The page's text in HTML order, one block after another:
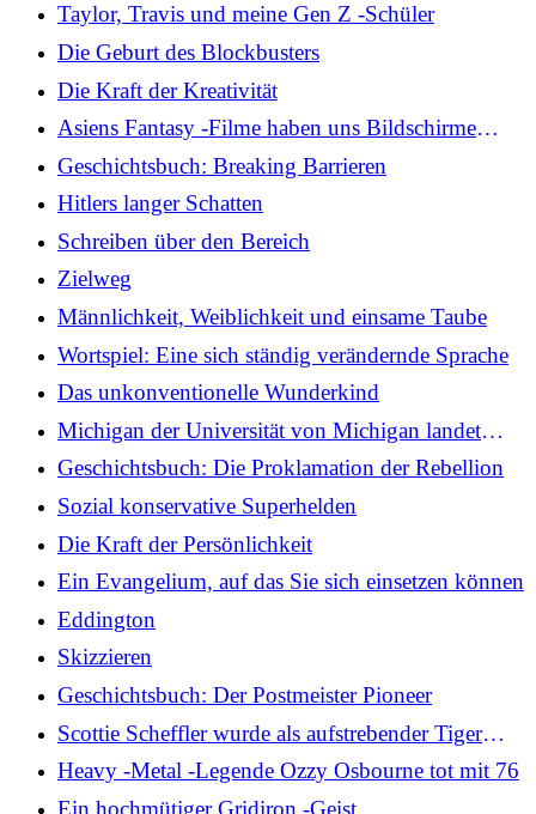
Taylor, Travis und meine Gen Z -Schüler
Die Geburt des Blockbusters
Die Kraft der Kreativität
Asiens Fantasy -Filme haben uns Bildschirme
getroffen
Geschichtsbuch: Breaking Barrieren
Hitlers langer Schatten
Schreiben über den Bereich
Zielweg
Männlichkeit, Weiblichkeit und einsame Taube
Wortspiel: Eine sich ständig verändernde Sprache
Das unkonventionelle Wunderkind
Michigan der Universität von Michigan landet
Multimillionen-Dollar-Geldstraf
Geschichtsbuch: Die Proklamation der Rebellion
Sozial konservative Superhelden
Die Kraft der Persönlichkeit
Ein Evangelium, auf das Sie sich einsetzen können
Eddington
Skizzieren
Geschichtsbuch: Der Postmeister Pioneer
Scottie Scheffler wurde als aufstrebender Tiger
Woods angepriesen, nachdem er British Open
dominiert hat
Heavy -Metal -Legende Ozzy Osbourne tot mit 76
Ein hochmütiger Gridiron -Geist